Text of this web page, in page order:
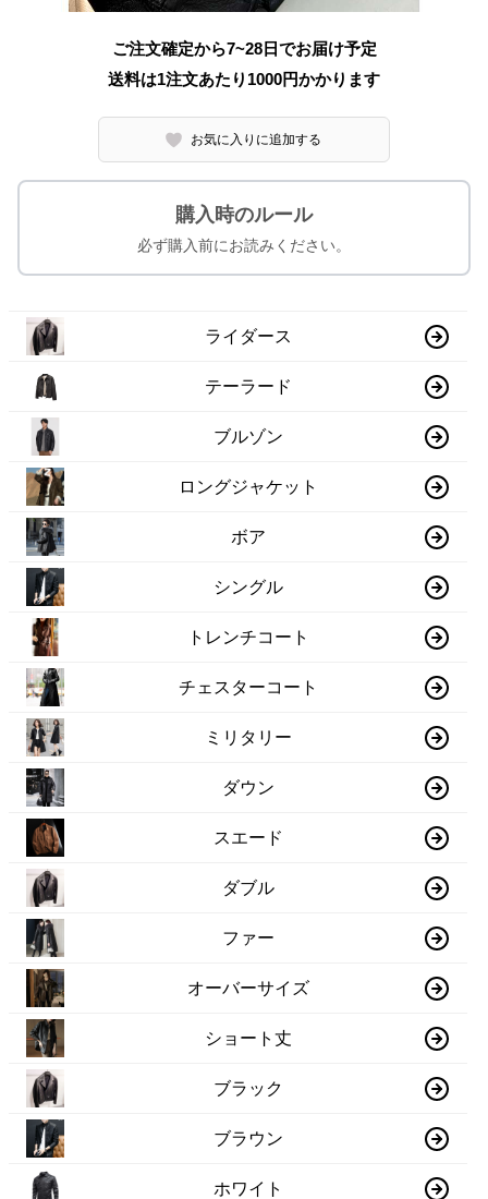
ご注文確定から7~28日でお届け予定
送料は1注文あたり 1000円かかります
お気に入りに追加する
購入時のルール
必ず購入前にお読みください。
ライダース
テーラード
ブルゾン
ロングジャケット
ボア
シングル
トレンチコート
チェスターコート
ミリタリー
ダウン
スエード
ダブル
ファー
オーバーサイズ
ショート丈
ブラック
ブラウン
ホワイト